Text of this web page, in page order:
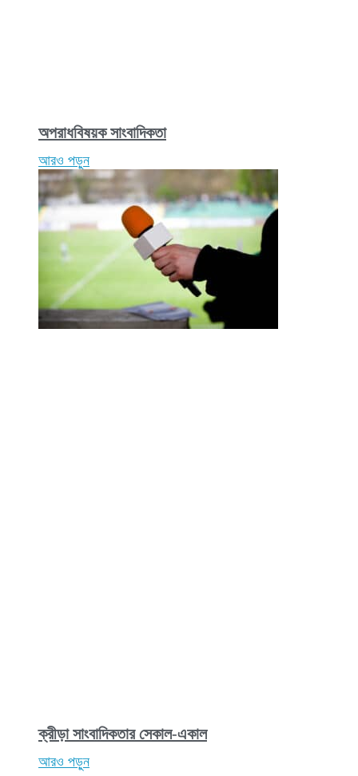
অপরাধবিষয়ক সাংবাদিকতা
আরও পড়ুন
ক্রীড়া সাংবাদিকতার সেকাল-একাল
আরও পড়ুন